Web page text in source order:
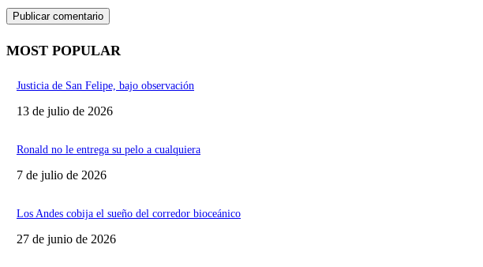
MOST POPULAR
Justicia de San Felipe, bajo observación
13 de julio de 2026
Ronald no le entrega su pelo a cualquiera
7 de julio de 2026
Los Andes cobija el sueño del corredor bioceánico
27 de junio de 2026